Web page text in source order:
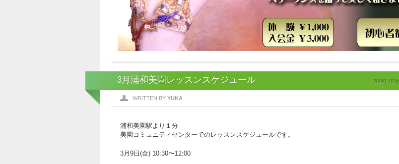
3月浦和美園レッスンスケジュール 2018年 02月
WRITTEN BY YUKA
浦和美園駅より１分
美園コミュニティセンターでのレッスンスケジュールです。
3月9日(金) 10:30〜12:00